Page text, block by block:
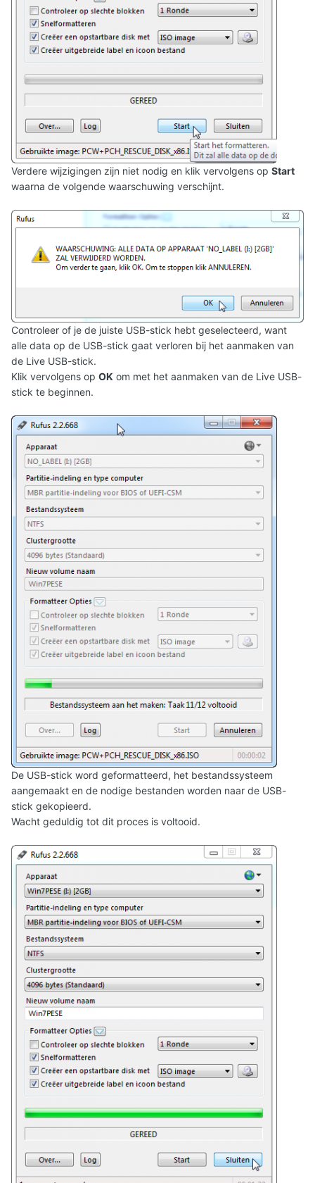
Verdere wijzigingen zijn niet nodig en klik vervolgens op Start
waarna de volgende waarschuwing verschijnt.
Controleer of je de juiste USB-stick hebt geselecteerd, want
alle data op de USB-stick gaat verloren bij het aanmaken van
de Live USB-stick.
Klik vervolgens op OK om met het aanmaken van de Live USB-
stick te beginnen.
De USB-stick word geformatteerd, het bestandssysteem
aangemaakt en de nodige bestanden worden naar de USB-
stick gekopieerd.
Wacht geduldig tot dit proces is voltooid.